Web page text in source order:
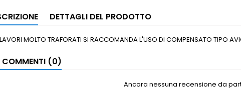
DETTAGLI DEL PRODOTTO
MOLTO TRAFORATI SI RACCOMANDA L'USO DI COMPENSATO TIPO
COMMENTI (0)
Ancora nessuna recensione da